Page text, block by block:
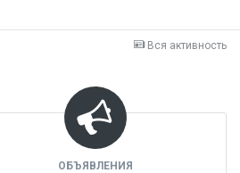
Вся активность
ОБЪЯВЛЕНИЯ